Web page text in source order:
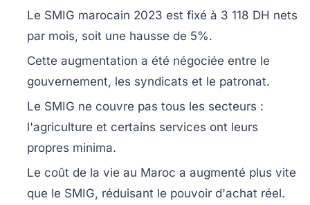
Le SMIG marocain 2023 est fixé à 3 118 DH nets
par mois, soit une hausse de 5%.
Cette augmentation a été négociée entre le
gouvernement, les syndicats et le patronat.
Le SMIG ne couvre pas tous les secteurs :
l'agriculture et certains services ont leurs
propres minima.
Le coût de la vie au Maroc a augmenté plus vite
que le SMIG, réduisant le pouvoir d'achat réel.